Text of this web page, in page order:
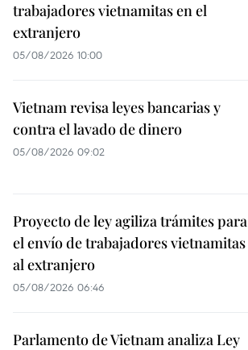
trabajadores vietnamitas en el
extranjero
05/08/2026 10:00
Vietnam revisa leyes bancarias y
contra el lavado de dinero
05/08/2026 09:02
Proyecto de ley agiliza trámites para
el envío de trabajadores vietnamitas
al extranjero
05/08/2026 06:46
Parlamento de Vietnam analiza Ley